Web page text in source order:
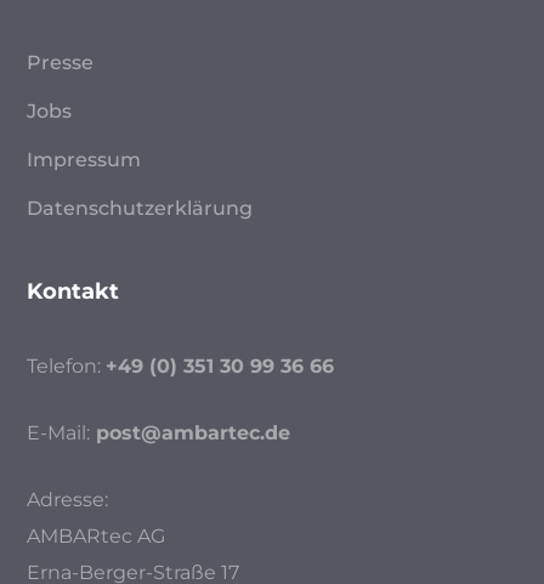
Presse
Jobs
Impressum
Datenschutzerklärung
Kontakt
Telefon: +49 (0) 351 30 99 36 66
E-Mail: post@ambartec.de
Adresse:
AMBARtec AG
Erna-Berger-Straße 17